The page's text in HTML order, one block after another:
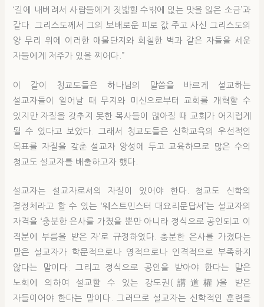
‘길에 내버려서 사람들에게 짓밟힐 수밖에 없는 맛을 잃은 소금’과
같다. 그리스도께서 그의 보배로운 피로 값 주고 사신 그리스도의
양 무리 위에 이러한 애물단지와 회칠한 벽과 같은 자들을 세운
자들에게 저주가 있을 찌어다.”
이 같이 청교도들은 하나님의 말씀을 바르게 설교하는
설교자들이 일어날 때 무지와 미신으로부터 교회를 개혁할 수
있지만 자질을 갖추지 못한 목사들이 많아질 때 교회가 어지럽게
될 수 있다고 보았다. 그래서 청교도들은 신학교육의 우선적인
목표를 자질을 갖춘 설교자 양성에 두고 교육하므로 많은 수의
청교도 설교자를 배출하고자 했다.
설교자는 설교자로서의 자질이 있어야 한다. 청교도 신학의
결정체라고 할 수 있는 ‘웨스트민스터 대요리문답서’는 설교자의
자격을 ‘충분한 은사를 가졌을 뿐만 아니라 정식으로 공인되고 이
직분에 부름을 받은 자’로 규정하였다. 충분한 은사를 가졌다는
말은 설교자가 학문적으로나 영적으로나 인격적으로 부족하지
않다는 말이다. 그리고 정식으로 공인을 받아야 한다는 말은
노회에 의하여 설교할 수 있는 강도권(講道權)을 받은
자들이어야 한다는 말이다. 그러므로 설교자는 신학적인 훈련을